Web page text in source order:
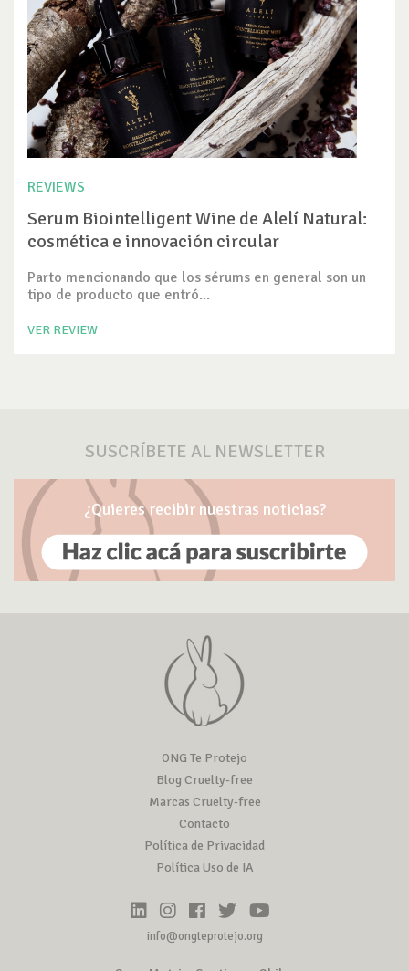
REVIEWS
Serum Biointelligent Wine de Alelí Natural:
cosmética e innovación circular
Parto mencionando que los sérums en general son un
tipo de producto que entró...
VER REVIEW
SUSCRÍBETE AL NEWSLETTER
¿Quieres recibir nuestras noticias?
ONG Te Protejo
Blog Cruelty-free
Marcas Cruelty-free
Contacto
Política de Privacidad
Política Uso de IA
info@ongteprotejo.org